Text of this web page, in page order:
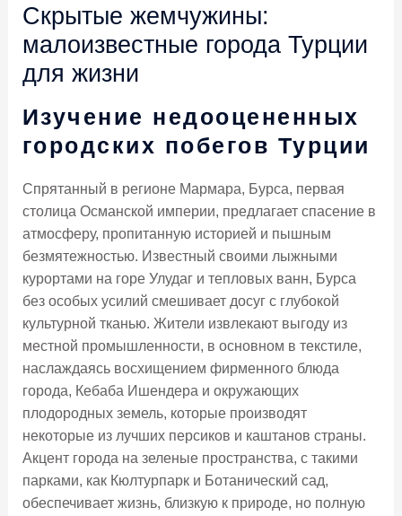
Скрытые жемчужины:
малоизвестные города Турции
для жизни
Изучение недооцененных
городских побегов Турции
Спрятанный в регионе Мармара, Бурса, первая
столица Османской империи, предлагает спасение в
атмосферу, пропитанную историей и пышным
безмятежностью. Известный своими лыжными
курортами на горе Улудаг и тепловых ванн, Бурса
без особых усилий смешивает досуг с глубокой
культурной тканью. Жители извлекают выгоду из
местной промышленности, в основном в текстиле,
наслаждаясь восхищением фирменного блюда
города, Кебаба Ишендера и окружающих
плодородных земель, которые производят
некоторые из лучших персиков и каштанов страны.
Акцент города на зеленые пространства, с такими
парками, как Кюлтурпарк и Ботанический сад,
обеспечивает жизнь, близкую к природе, но полную